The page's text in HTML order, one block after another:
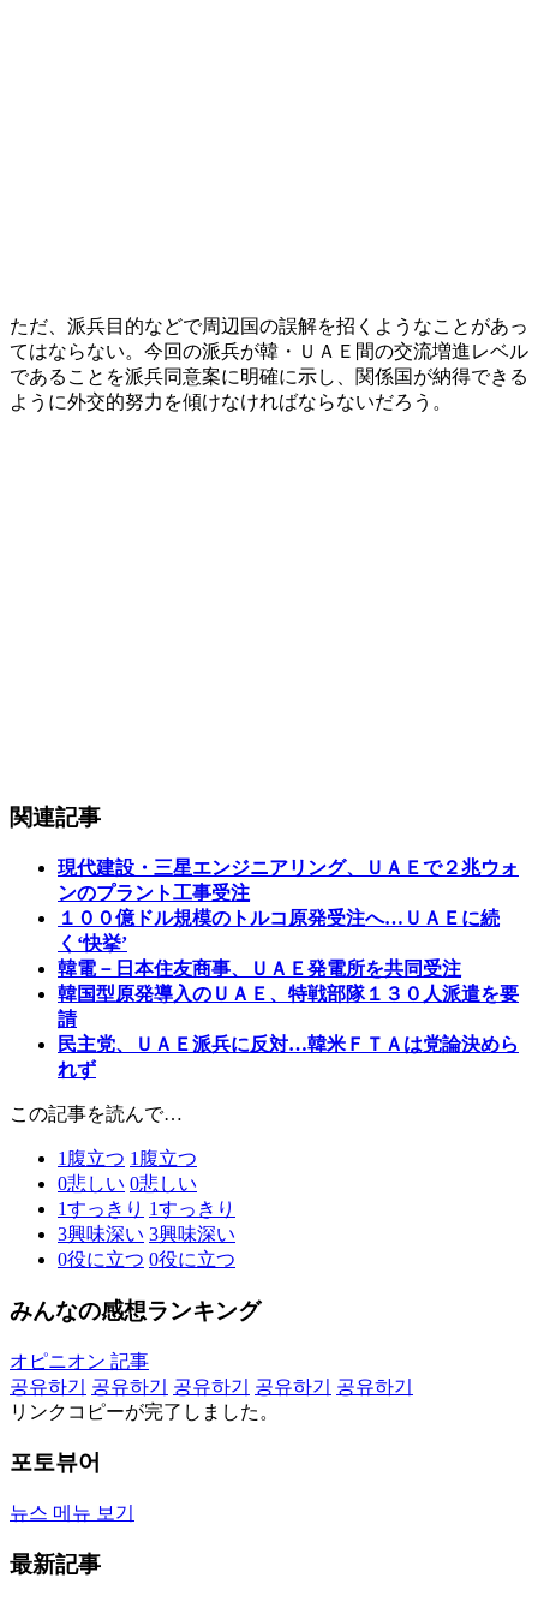
ただ、派兵目的などで周辺国の誤解を招くようなことがあっ
てはならない。今回の派兵が韓・ＵＡＥ間の交流増進レベル
であることを派兵同意案に明確に示し、関係国が納得できる
ように外交的努力を傾けなければならないだろう。
関連記事
現代建設・三星エンジニアリング、ＵＡＥで２兆ウォ
ンのプラント工事受注
１００億ドル規模のトルコ原発受注へ…ＵＡＥに続
く‘快挙’
韓電－日本住友商事、ＵＡＥ発電所を共同受注
韓国型原発導入のＵＡＥ、特戦部隊１３０人派遣を要
請
民主党、ＵＡＥ派兵に反対…韓米ＦＴＡは党論決めら
れず
この記事を読んで…
1 腹立つ 1 腹立つ
0悲しい 0悲しい
1すっきり 1すっきり
3興味深い 3興味深い
0役に立つ 0役に立つ
みんなの感想ランキング
オピニオン 記事
공유하기
공유하기 공유하기 공유하기
공유하기
リンクコピーが完了しました。
포토뷰어
뉴스 메뉴 보기
最新記事